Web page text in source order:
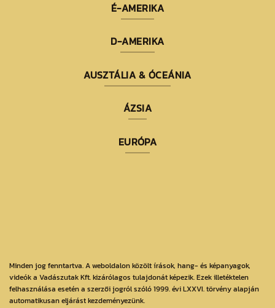
É-AMERIKA
D-AMERIKA
AUSZTÁLIA & ÓCEÁNIA
ÁZSIA
EURÓPA
Minden jog fenntartva. A weboldalon közölt írások, hang- és képanyagok,
videók a Vadászutak Kft. kizárólagos tulajdonát képezik. Ezek illetéktelen
felhasználása esetén a szerzői jogról szóló 1999. évi LXXVI. törvény alapján
automatikusan eljárást kezdeményezünk.